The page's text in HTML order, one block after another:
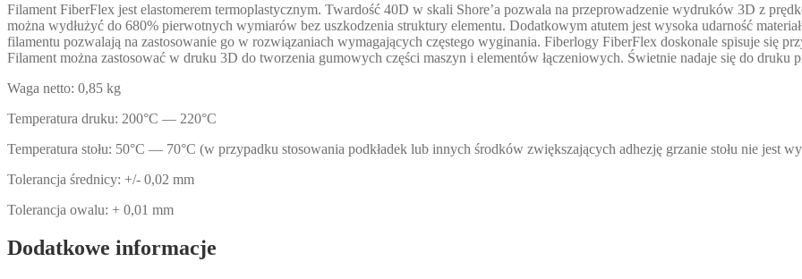
Filament FiberFlex jest elastomerem termoplastycznym. Twardość 40D w skali Shore’a pozwala na przeprowadzenie wydruków 3D z
można wydłużyć do 680% pierwotnych wymiarów bez uszkodzenia struktury elementu. Dodatkowym atutem jest wysoka udarność
filamentu pozwalają na zastosowanie go w rozwiązaniach wymagających częstego wyginania. Fiberlogy FiberFlex doskonale spisuje się
Filament można zastosować w druku 3D do tworzenia gumowych części maszyn i elementów łączeniowych. Świetnie nadaje się do druku
Waga netto: 0,85 kg
Temperatura druku: 200°C — 220°C
Temperatura stołu: 50°C — 70°C (w przypadku stosowania podkładek lub innych środków zwiększających adhezję grzanie stołu nie jest
Tolerancja średnicy: +/- 0,02 mm
Tolerancja owalu: + 0,01 mm
Dodatkowe informacje